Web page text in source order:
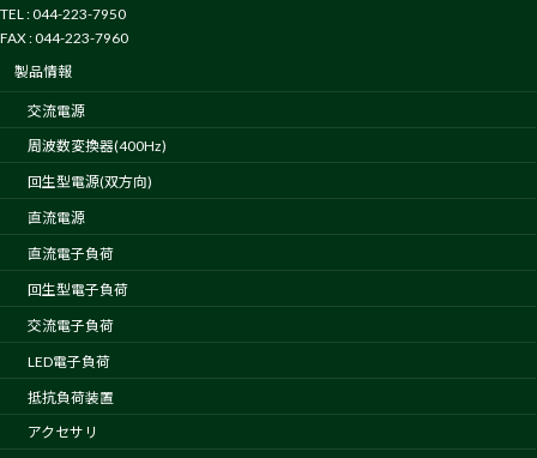
TEL : 044-223-7950
FAX : 044-223-7960
製品情報
交流電源
周波数変換器(400Hz)
回生型電源(双方向)
直流電源
直流電子負荷
回生型電子負荷
交流電子負荷
LED電子負荷
抵抗負荷装置
アクセサリ